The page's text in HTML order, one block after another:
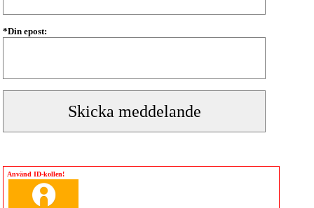
*Din epost:
Använd ID-kollen!